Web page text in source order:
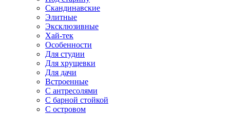
Скандинавские
Элитные
Эксклюзивные
Хай-тек
Особенности
Для студии
Для хрущевки
Для дачи
Встроенные
С антресолями
С барной стойкой
С островом